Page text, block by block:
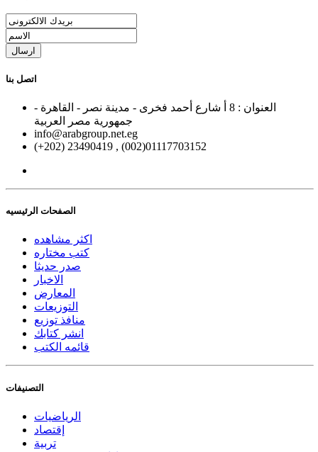
ارسال
اتصل بنا
العنوان : 8 أ شارع أحمد فخرى - مدينة نصر - القاهرة -
جمهورية مصر العربية
info@arabgroup.net.eg
(+202) 23490419 , (002)01117703152
الصفحات الرئيسيه
اكثر مشاهده
كتب مختاره
صدر حديثا
الاخبار
المعارض
التوزيعات
منافذ توزيع
انشر كتابك
قائمه الكتب
التصنيفات
الرياضيات
إقتصاد
تربية